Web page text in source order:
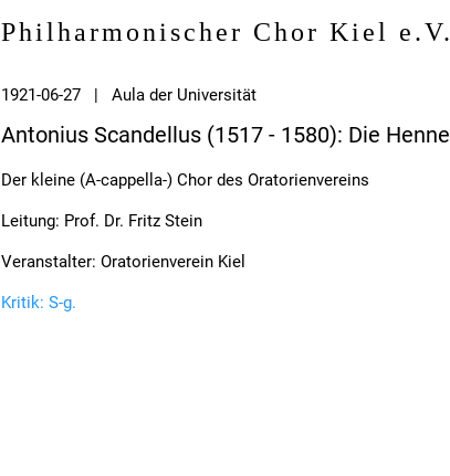
Philharmonischer Chor Kiel e.V.
1921-06-27 | Aula der Universität
Antonius Scandellus (1517 - 1580): Die Henne
Der kleine (A-cappella-) Chor des Oratorienvereins
Leitung: Prof. Dr. Fritz Stein
Veranstalter: Oratorienverein Kiel
Kritik: S-g.